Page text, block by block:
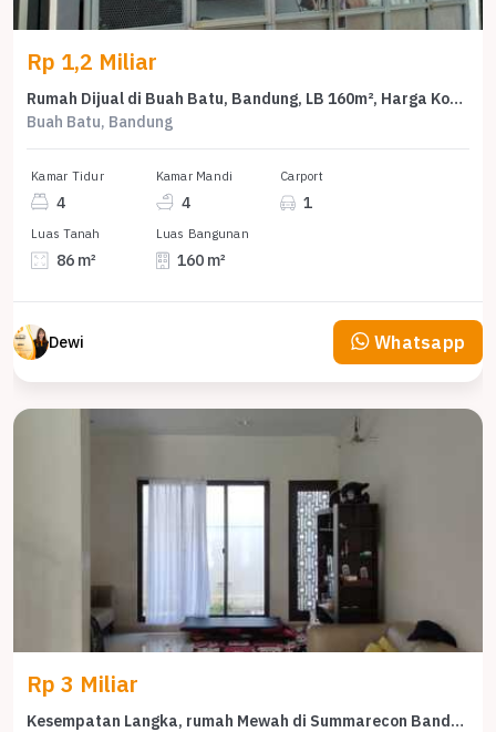
Rp 1,2 Miliar
Rumah Dijual di Buah Batu, Bandung, LB 160m², Harga Kompetitif!
Buah Batu, Bandung
Kamar Tidur
4
Kamar Mandi
4
Carport
1
Luas Tanah
86 m²
Luas Bangunan
160 m²
Dewi Whatsapp
Rp 3 Miliar
Kesempatan Langka, rumah Mewah di Summarecon Bandung, Bandung, LB 215m²